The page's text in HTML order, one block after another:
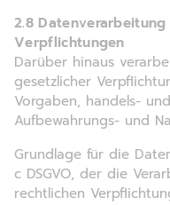
2.8
Verpflichtungen
Darüber hinaus
gesetzlicher
Vorgaben, handels-
Aufbewahrungs- und
Grundlage für die
c DSGVO, der die
rechtlichen